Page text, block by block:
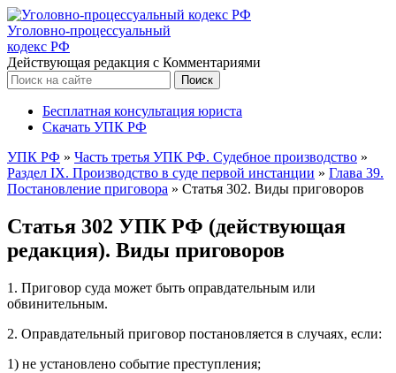
Уголовно-процессуальный
кодекс РФ
Действующая редакция с Комментариями
Бесплатная консультация юриста
Скачать УПК РФ
УПК РФ » Часть третья УПК РФ. Судебное производство »
Раздел IX. Производство в суде первой инстанции » Глава 39.
Постановление приговора » Статья 302. Виды приговоров
Статья 302 УПК РФ (действующая
редакция). Виды приговоров
1. Приговор суда может быть оправдательным или
обвинительным.
2. Оправдательный приговор постановляется в случаях, если:
1) не установлено событие преступления;